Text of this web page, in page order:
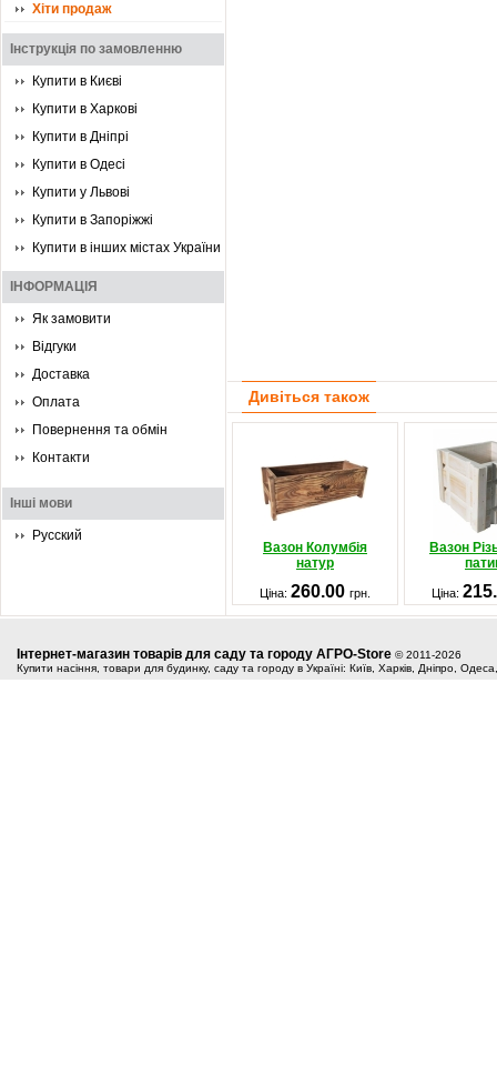
Хіти продаж
Інструкція по замовленню
Купити в Києві
Купити в Харкові
Купити в Дніпрі
Купити в Одесі
Купити у Львові
Купити в Запоріжжі
Купити в інших містах України
ІНФОРМАЦІЯ
Як замовити
Відгуки
Доставка
Оплата
Повернення та обмін
Контакти
Інші мови
Русский
Дивіться також
Вазон Колумбія
натур
Вазон
Ціна: 260.00 грн. Ціна:
Інтернет-магазин товарів для саду та городу АГРО-Store © 2011-2026
Купити насіння, товари для будинку, саду та городу в Україні: Київ, Харків, Дніпро,